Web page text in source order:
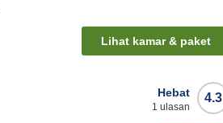
Lihat kamar & paket
4.3
Hebat
1 ulasan